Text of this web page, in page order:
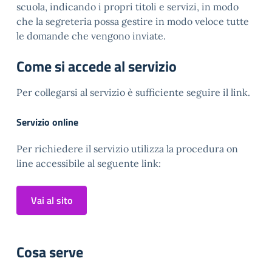
scuola, indicando i propri titoli e servizi, in modo
che la segreteria possa gestire in modo veloce tutte
le domande che vengono inviate.
Come si accede al servizio
Per collegarsi al servizio è sufficiente seguire il link.
Servizio online
Per richiedere il servizio utilizza la procedura on
line accessibile al seguente link:
Vai al sito
Cosa serve